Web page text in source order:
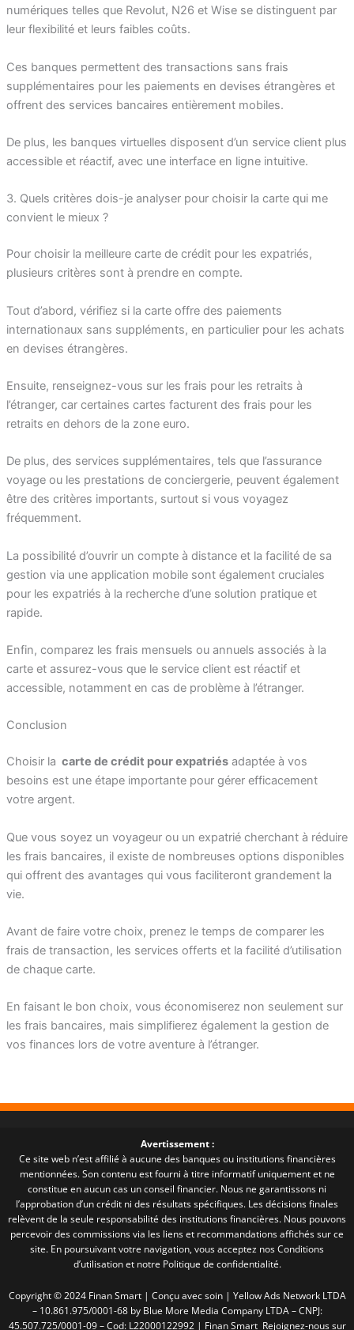
numériques telles que Revolut, N26 et Wise se distinguent par
leur flexibilité et leurs faibles coûts.
Ces banques permettent des transactions sans frais
supplémentaires pour les paiements en devises étrangères et
offrent des services bancaires entièrement mobiles.
De plus, les banques virtuelles disposent d’un service client plus
accessible et réactif, avec une interface en ligne intuitive.
3. Quels critères dois-je analyser pour choisir la carte qui me
convient le mieux ?
Pour choisir la meilleure carte de crédit pour les expatriés,
plusieurs critères sont à prendre en compte.
Tout d’abord, vérifiez si la carte offre des paiements
internationaux sans suppléments, en particulier pour les achats
en devises étrangères.
Ensuite, renseignez-vous sur les frais pour les retraits à
l’étranger, car certaines cartes facturent des frais pour les
retraits en dehors de la zone euro.
De plus, des services supplémentaires, tels que l’assurance
voyage ou les prestations de conciergerie, peuvent également
être des critères importants, surtout si vous voyagez
fréquemment.
La possibilité d’ouvrir un compte à distance et la facilité de sa
gestion via une application mobile sont également cruciales
pour les expatriés à la recherche d’une solution pratique et
rapide.
Enfin, comparez les frais mensuels ou annuels associés à la
carte et assurez-vous que le service client est réactif et
accessible, notamment en cas de problème à l’étranger.
Conclusion
Choisir la carte de crédit pour expatriésadaptée à vos
besoins est une étape importante pour gérer efficacement
votre argent.
Que vous soyez un voyageur ou un expatrié cherchant à réduire
les frais bancaires, il existe de nombreuses options disponibles
qui offrent des avantages qui vous faciliteront grandement la
vie.
Avant de faire votre choix, prenez le temps de comparer les
frais de transaction, les services offerts et la facilité d’utilisation
de chaque carte.
En faisant le bon choix, vous économiserez non seulement sur
les frais bancaires, mais simplifierez également la gestion de
vos finances lors de votre aventure à l’étranger.
Avertissement :
Ce site web n’est affilié à aucune des banques ou institutions financières
mentionnées. Son contenu est fourni à titre informatif uniquement et ne
constitue en aucun cas un conseil financier. Nous ne garantissons ni
l’approbation d’un crédit ni des résultats spécifiques. Les décisions finales
relèvent de la seule responsabilité des institutions financières. Nous pouvons
percevoir des commissions via les liens et recommandations affichés sur ce
site. En poursuivant votre navigation, vous acceptez nos Conditions
d’utilisation et notre Politique de confidentialité.
Copyright © 2024 Finan Smart | Conçu avec soin | Yellow Ads Network LTDA
– 10.861.975/0001-68 by Blue More Media Company LTDA – CNPJ:
45.507.725/0001-09 – Cod: L22000122992 | Finan Smart Rejoignez-nous sur